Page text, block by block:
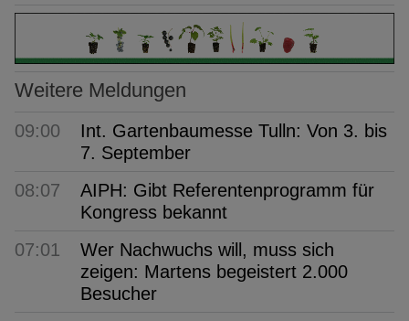
Weitere Meldungen
09:00
Int. Gartenbaumesse Tulln: Von 3. bis
7. September
08:07
AIPH: Gibt Referentenprogramm für
Kongress bekannt
07:01
Wer Nachwuchs will, muss sich
zeigen: Martens begeistert 2.000
Besucher